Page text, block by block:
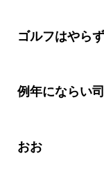
ゴルフはやら
例年にならい
おお